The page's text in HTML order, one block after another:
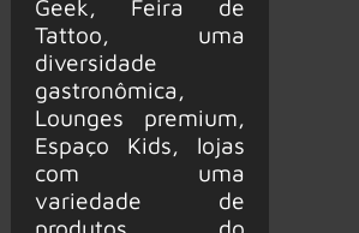
Geek, Feira de
Tattoo, uma
diversidade
gastronômica,
Lounges premium,
Espaço Kids, lojas
com uma
variedade de
produtos do